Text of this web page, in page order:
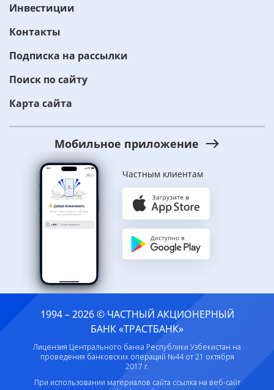
Инвестиции
Контакты
Подписка на рассылки
Поиск по сайту
Карта сайта
Мобильное приложение
Частным клиентам
1994 – 2026 © ЧАСТНЫЙ АКЦИОНЕРНЫЙ
БАНК «ТРАСТБАНК»
Лицензия Центрального банка Республики Узбекистан на
проведения банковских операций №44 от 21 октября
2017 г.
При использовании материалов сайта ссылка на веб-сайт